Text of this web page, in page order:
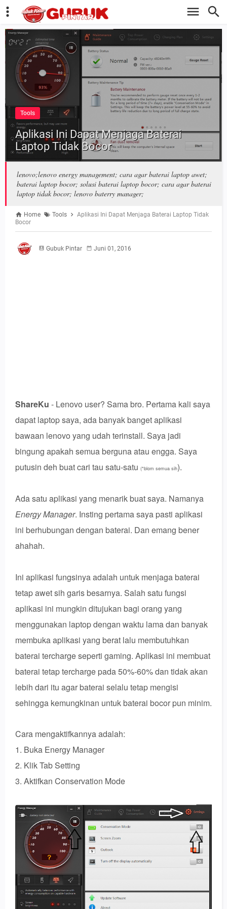
Tools
Aplikasi Ini Dapat Menjaga Baterai
Laptop Tidak Bocor
lenovo;lenovo energy management; cara agar baterai laptop awet;
baterai laptop bocor; solusi baterai laptop bocor; cara agar baterai
laptop tidak bocor; lenovo baterry manager;
Home Tools
Aplikasi Ini Dapat Menjaga Baterai Laptop Tidak
Bocor
Gubuk Pintar Juni 01, 2016
ShareKu - Lenovo user? Sama bro. Pertama kali saya
dapat laptop saya, ada banyak banget aplikasi
bawaan lenovo yang udah terinstall. Saya jadi
bingung apakah semua berguna atau engga. Saya
putusin deh buat cari tau satu-satu (*blom semua sih).
Ada satu aplikasi yang menarik buat saya. Namanya
Energy Manager. Insting pertama saya pasti aplikasi
ini berhubungan dengan baterai. Dan emang bener
ahahah.
Ini aplikasi fungsinya adalah untuk menjaga baterai
tetap awet sih garis besarnya. Salah satu fungsi
aplikasi ini mungkin ditujukan bagi orang yang
menggunakan laptop dengan waktu lama dan banyak
membuka aplikasi yang berat lalu membutuhkan
baterai tercharge seperti gaming. Aplikasi ini membuat
baterai tetap tercharge pada 50%-60% dan tidak akan
lebih dari itu agar baterai selalu tetap mengisi
sehingga kemungkinan untuk baterai bocor pun minim.
Cara mengaktifkannya adalah:
1. Buka Energy Manager
2. Klik Tab Setting
3. Aktifkan Conservation Mode